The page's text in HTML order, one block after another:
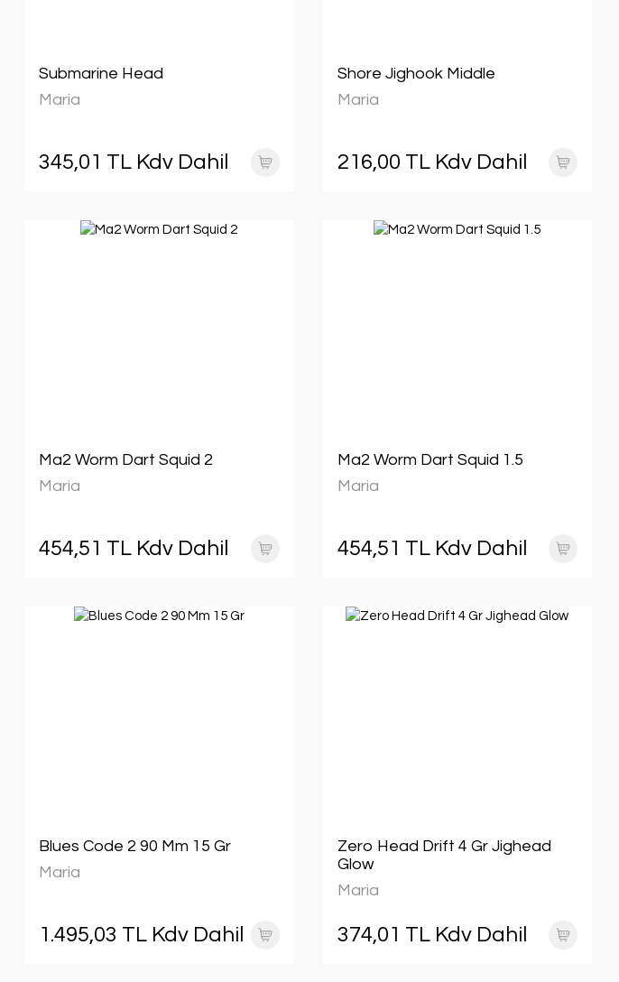
Submarine Head
Maria
345,01 TL Kdv Dahil
Shore Jighook Middle
Maria
216,00 TL Kdv Dahil
Ma2 Worm Dart Squid 2
Maria
454,51 TL Kdv Dahil
Ma2 Worm Dart Squid 1.5
Maria
454,51 TL Kdv Dahil
Blues Code 2 90 Mm 15 Gr
Maria
1.495,03 TL Kdv Dahil
Zero Head Drift 4 Gr Jighead
Glow
Maria
374,01 TL Kdv Dahil